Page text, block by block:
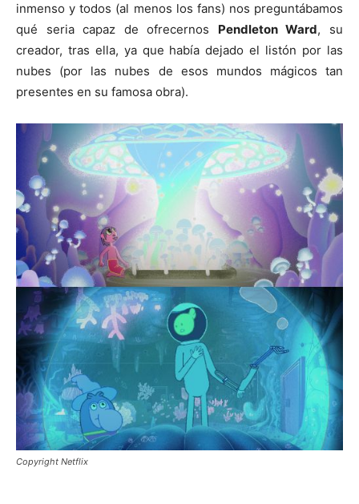
inmenso y todos (al menos los fans) nos preguntábamos
qué seria capaz de ofrecernos Pendleton Ward, su
creador, tras ella, ya que había dejado el listón por las
nubes (por las nubes de esos mundos mágicos tan
presentes en su famosa obra).
Copyright Netflix